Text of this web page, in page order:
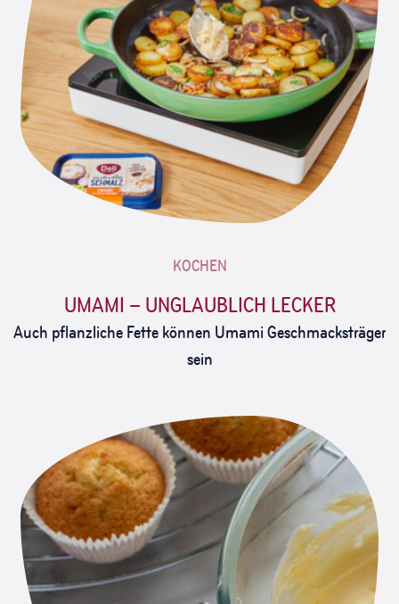
KOCHEN
UMAMI – UNGLAUBLICH LECKER
Auch pflanzliche Fette können Umami Geschmacksträger
sein